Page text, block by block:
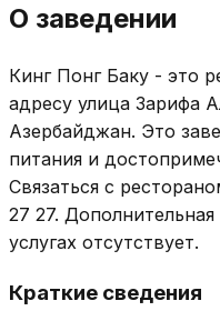
О заведении
Кинг Понг Баку - это
адресу улица Зарифа
Азербайджан. Это
питания и
Связаться с
27 27.
услугах отсутствует.
Краткие сведения